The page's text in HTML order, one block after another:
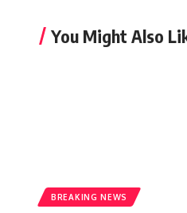
You Might Also
BREAKING NEWS